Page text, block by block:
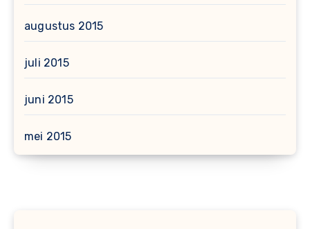
augustus 2015
juli 2015
juni 2015
mei 2015